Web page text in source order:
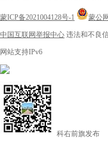
蒙ICP备2021004128号-1 蒙公
中国互联网举报中心 违法和不良
网站支持IPv6
科右前旗发布